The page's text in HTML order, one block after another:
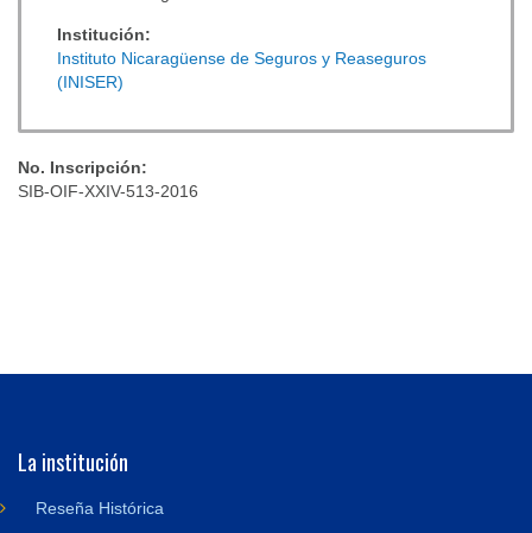
Institución:
Instituto Nicaragüense de Seguros y Reaseguros
(INISER)
No. Inscripción:
SIB-OIF-XXIV-513-2016
La institución
Reseña Histórica